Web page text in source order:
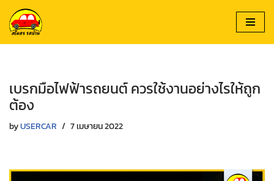
Skip
to
เบรกมือไฟฟ้ารถยนต์ ควรใช้งานอย่างไรให้ถูก
ต้อง
byUSERCAR 7 เมษายน 2022